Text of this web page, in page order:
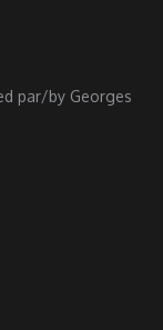
par/by Georges